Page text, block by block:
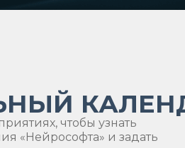
чтобы узнать
«Нейрософта» и задать